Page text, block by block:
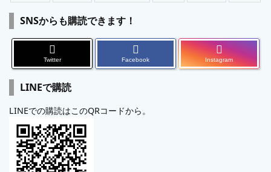
SNSからも購読できます！
Twitter Facebook Instagram
LINEで購読
LINEでの購読はこのQRコードから。